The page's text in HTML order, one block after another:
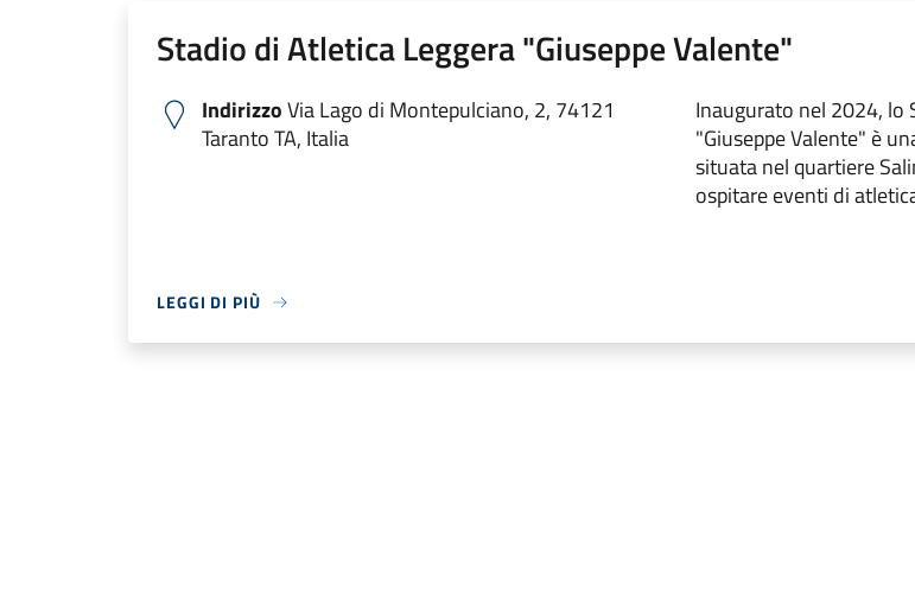
Stadio di Atletica Leggera "Giuseppe Valente"
IndirizzoVia Lago di Montepulciano, 2, 74121
Taranto TA, Italia
Inaugurato nel 2024, lo
"Giuseppe Valente" è
situata nel quartiere
ospitare eventi di
LEGGI DI PIÙ